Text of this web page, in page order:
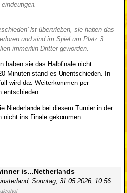
ist übertrieben, sie haben das
und sind im Spiel um Platz 3
immerhin Dritter geworden.
haben sie das Halbfinale nicht
Minuten stand es Unentschieden. In
wird das Weiterkommen per
entschieden.
Niederlande bei diesem Turnier in der
nicht ins Finale gekommen.
is…Netherlands
, Sonntag, 31.05.2026, 10:56